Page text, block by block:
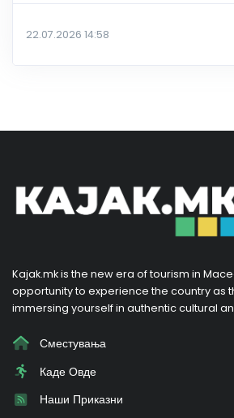
22.07.2026 14:58
Kajak.mk is the new era of tourism in
opportunity to experience the country as
immersing yourself in authentic cultural
Сместувања
Каде Овде
Наши Приказни